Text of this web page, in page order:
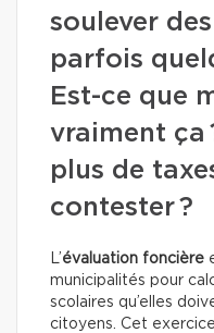
soulever
parfois
Est-ce que
vraiment ça
plus de
contester ?
L’évaluation foncière
municipalités pour
scolaires qu’elles
citoyens. Cet